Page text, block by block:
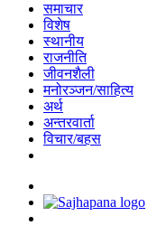
समाचार
विशेष
स्थानीय
राजनीति
जीवनशैली
मनोरञ्जन/साहित्य
अर्थ
अन्तरवार्ता
विचार/बहस